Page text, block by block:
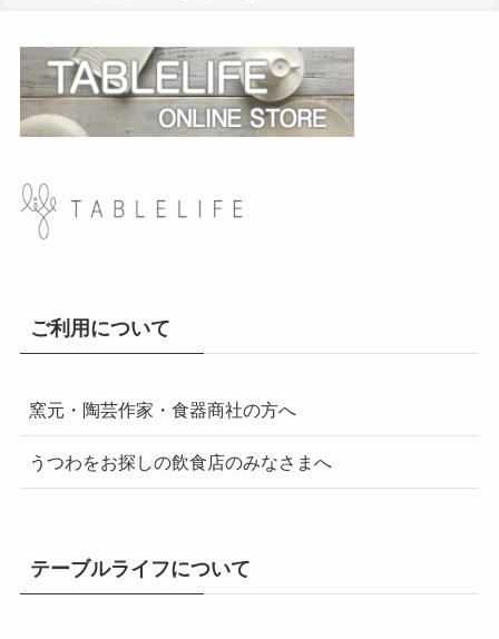
ご利用について
窯元・陶芸作家・食器商社の方へ
うつわをお探しの飲食店のみなさまへ
テーブルライフについて